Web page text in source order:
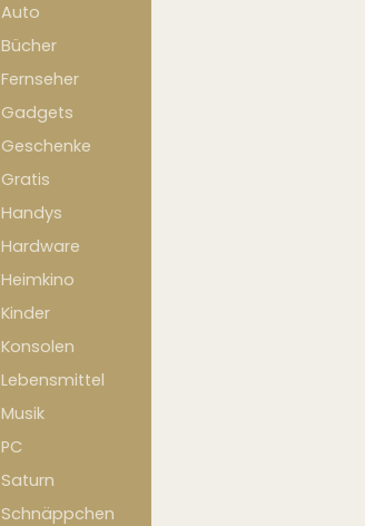
Auto
Bücher
Fernseher
Gadgets
Geschenke
Gratis
Handys
Hardware
Heimkino
Kinder
Konsolen
Lebensmittel
Musik
PC
Saturn
Schnäppchen